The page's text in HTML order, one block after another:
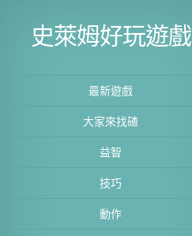
史萊姆好玩遊戲
最新遊戲
大家來找碴
益智
技巧
動作